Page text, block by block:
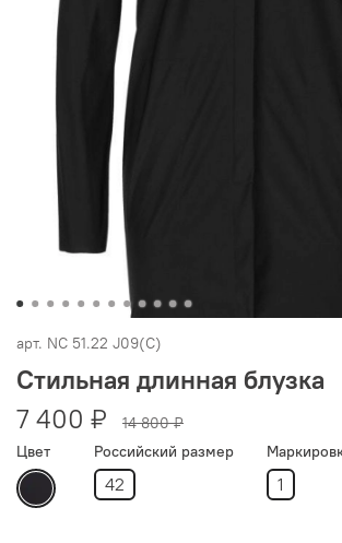
арт. NC 51.22 J09(C)
Стильная длинная блузка
7 400 ₽
14 800 ₽
Цвет
Российский размер
42 1